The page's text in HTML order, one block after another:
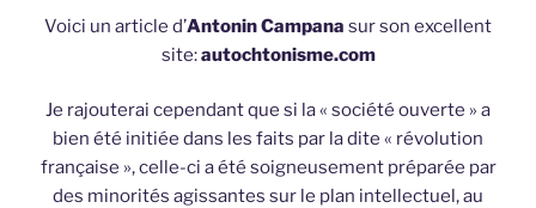
Voici un article d’Antonin Campana sur son excellent
site:autochtonisme.com
Je rajouterai cependant que si la « société ouverte » a
bien été initiée dans les faits par la dite « révolution
française », celle-ci a été soigneusement préparée par
des minorités agissantes sur le plan intellectuel, au